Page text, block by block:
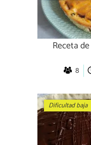
Receta
8
Dificultad baja